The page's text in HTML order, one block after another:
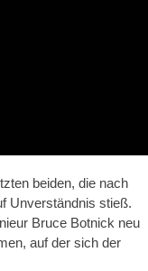
beiden, die nach
Unverständnis stieß.
Bruce Botnick neu
auf der sich der